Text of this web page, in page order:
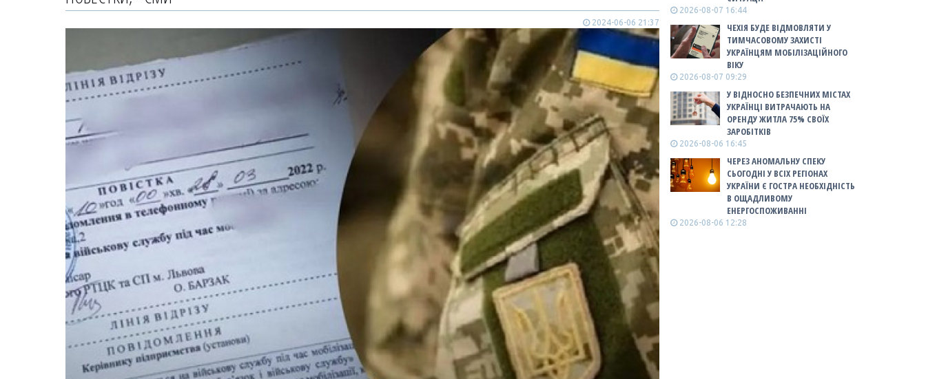
2024-06-06 21:37
2026-08-07 16:44
ЧЕХІЯ БУДЕ ВІДМОВЛЯТИ У
ТИМЧАСОВОМУ ЗАХИСТІ
УКРАЇНЦЯМ МОБІЛІЗАЦІЙНОГО
ВІКУ
2026-08-07 09:29
У ВІДНОСНО БЕЗПЕЧНИХ МІСТАХ
УКРАЇНЦІ ВИТРАЧАЮТЬ НА
ОРЕНДУ ЖИТЛА 75% СВОЇХ
ЗАРОБІТКІВ
2026-08-06 16:45
ЧЕРЕЗ АНОМАЛЬНУ СПЕКУ
СЬОГОДНІ У ВСІХ РЕГІОНАХ
УКРАЇНИ Є ГОСТРА НЕОБХІДНІСТЬ
В ОЩАДЛИВОМУ
ЕНЕРГОСПОЖИВАННІ
2026-08-06 12:28